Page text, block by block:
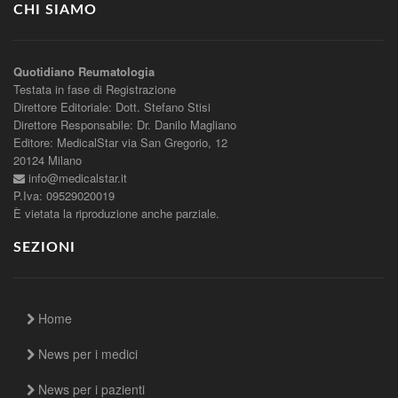
CHI SIAMO
Quotidiano Reumatologia
Testata in fase di Registrazione
Direttore Editoriale: Dott. Stefano Stisi
Direttore Responsabile: Dr. Danilo Magliano
Editore: MedicalStar via San Gregorio, 12
20124 Milano
info@medicalstar.it
P.Iva: 09529020019
È vietata la riproduzione anche parziale.
SEZIONI
Home
News per i medici
News per i pazienti